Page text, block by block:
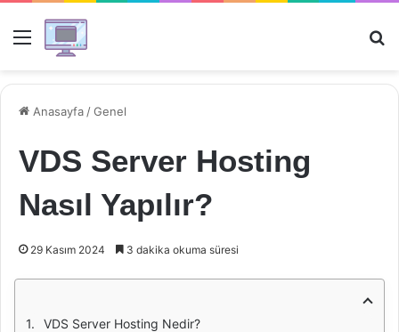
Menü
Anasayfa /Genel
VDS Server Hosting
Nasıl Yapılır?
29 Kasım 2024 3 dakika okuma süresi
VDS Server Hosting Nedir?